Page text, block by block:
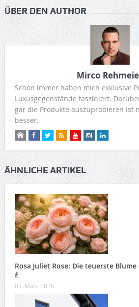
ÜBER DEN AUTHOR
Mirco
Schon immer haben mich exklusive
Luxusgegenstände fasziniert.
gar die Produkte auszuprobieren ist
besser.
ÄHNLICHE ARTIKEL
Rosa Juliet Rose: Die teuerste
£
03. März 2026